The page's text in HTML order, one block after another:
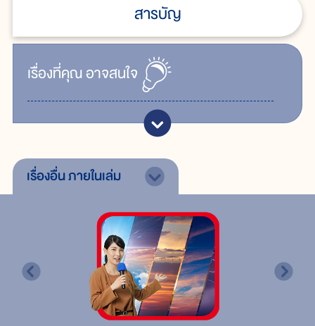
สารบัญ
เรื่ิองที่คุณอาจสนใจ
เรื่องอื่นภายในเล่ม